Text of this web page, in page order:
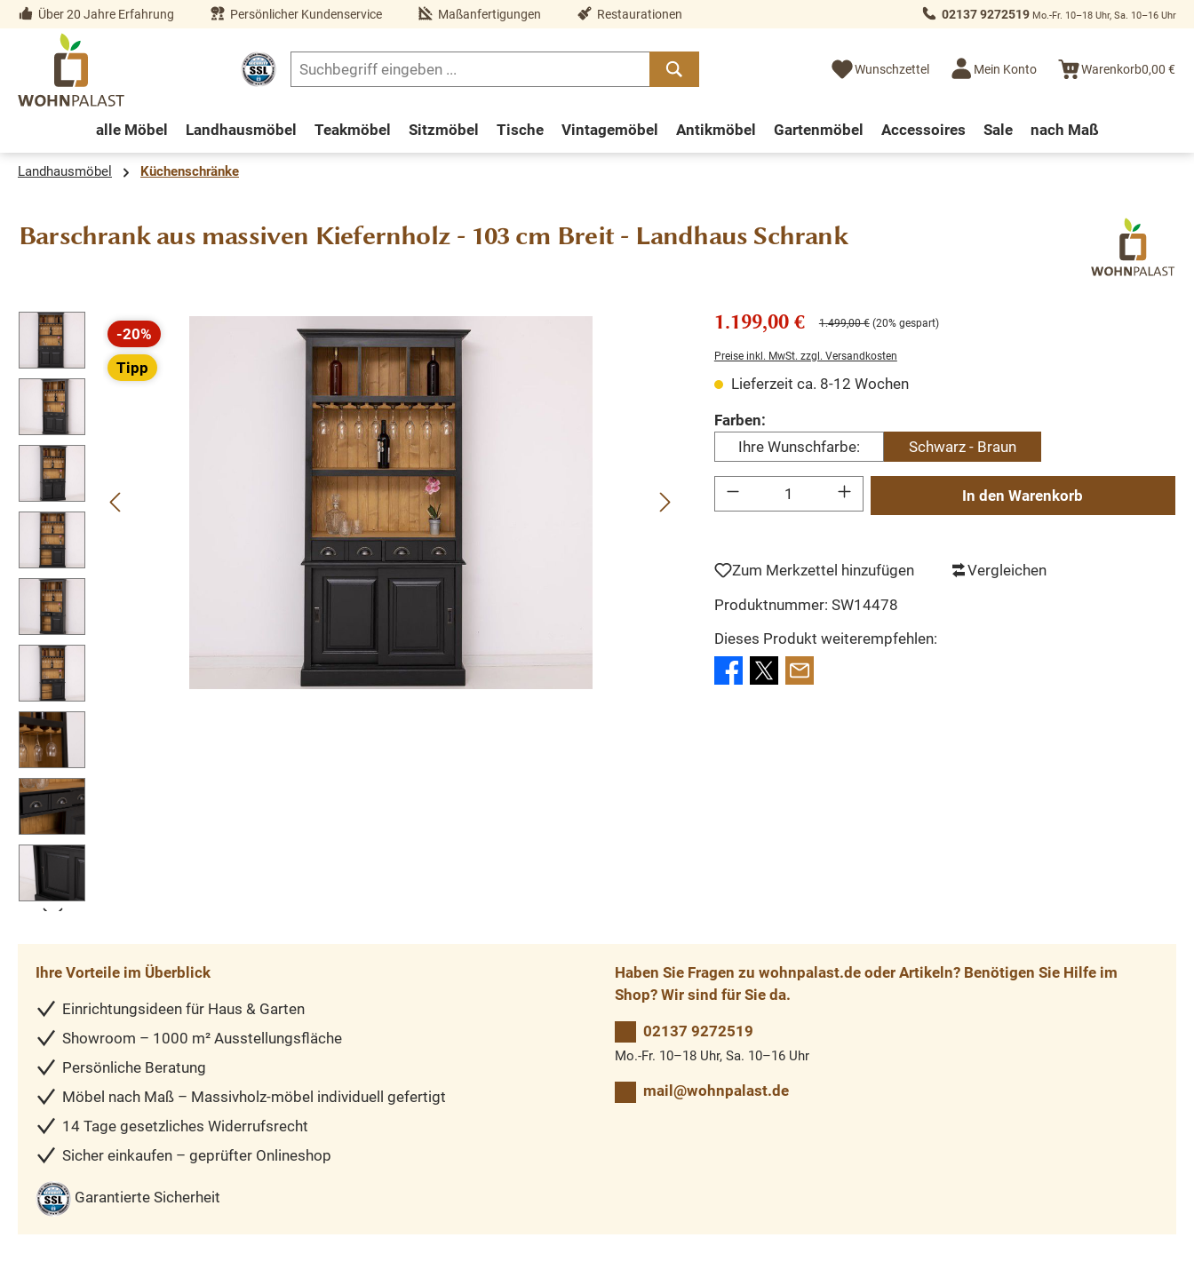
Zur Hauptnavigation springen
Über 20 Jahre Erfahrung Persönlicher Kundenservice Maßanfertigungen Restaurationen 02137 9272519 Mo.-Fr. 10–18 Uhr, Sa. 10–16 Uhr
Wunschzettel Mein Konto Warenkorb0,00 €
alle Möbel Landhausmöbel Teakmöbel Sitzmöbel Tische Vintagemöbel Antikmöbel Gartenmöbel Accessoires Sale nach Maß
Landhausmöbel Küchenschränke
Barschrank aus massiven Kiefernholz - 103 cm Breit - Landhaus Schrank
Bildergalerie überspringen
-20%
Rabatt
Tipp
1.199,00 € 1.499,00 € (20% gespart)
Preise inkl. MwSt. zzgl. Versandkosten
Lieferzeit ca. 8-12 Wochen
Farben:auswählen
Ihre Wunschfarbe:
Schwarz - Braun
Produkt Anzahl: Gib den gewünschten Wert ein oder benutze die Schaltflächen um die Anzahl zu
In den Warenkorb
Zum Merkzettel hinzufügen
Vergleichen
Produktnummer: SW14478
Dieses Produkt weiterempfehlen:
Ihre Vorteile im Überblick
Einrichtungsideen für Haus & Garten
Showroom – 1000 m² Ausstellungsfläche
Persönliche Beratung
Möbel nach Maß – Massivholz-möbel individuell gefertigt
14 Tage gesetzliches Widerrufsrecht
Sicher einkaufen – geprüfter Onlineshop
Garantierte Sicherheit
Haben Sie Fragen zu wohnpalast.de oder Artikeln? Benötigen Sie Hilfe im
Shop? Wir sind für Sie da.
02137 9272519
Mo.-Fr. 10–18 Uhr, Sa. 10–16 Uhr
mail@wohnpalast.de